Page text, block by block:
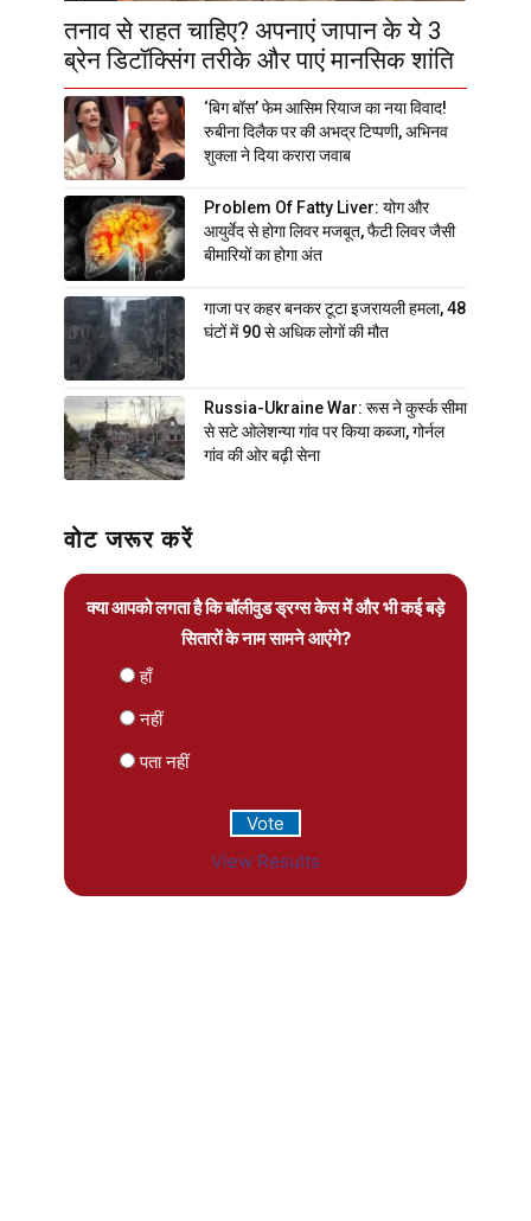
तनाव से राहत चाहिए? अपनाएं जापान के ये 3
ब्रेन डिटॉक्सिंग तरीके और पाएं मानसिक शांति
‘बिग बॉस’ फेम आसिम रियाज का नया विवाद!
रुबीना दिलैक पर की अभद्र टिप्पणी, अभिनव
शुक्ला ने दिया करारा जवाब
Problem Of Fatty Liver: योग और
आयुर्वेद से होगा लिवर मजबूत, फैटी लिवर जैसी
बीमारियों का होगा अंत
गाजा पर कहर बनकर टूटा इजरायली हमला, 48
घंटों में 90 से अधिक लोगों की मौत
Russia-Ukraine War: रूस ने कुर्स्क सीमा
से सटे ओलेशन्या गांव पर किया कब्जा, गोर्नल
गांव की ओर बढ़ी सेना
वोट जरूर करें
क्या आपको लगता है कि बॉलीवुड ड्रग्स केस में और भी कई बड़े
सितारों के नाम सामने आएंगे?
हाँ
नहीं
पता नहीं
View Results